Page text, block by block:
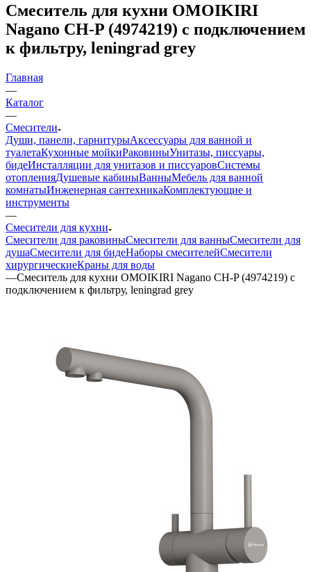
Смеситель для кухни OMOIKIRI
Nagano CH-P (4974219) с подключением
к фильтру, leningrad grey
Главная
—
Каталог
—
Смесители
Души, панели, гарнитурыАксессуары для ванной и
туалетаКухонные мойкиРаковиныУнитазы, писсуары,
бидеИнсталляции для унитазов и писсуаровСистемы
отопленияДушевые кабиныВанныМебель для ванной
комнатыИнженерная сантехникаКомплектующие и
инструменты
—
Смесители для кухни
Смесители для раковиныСмесители для ванныСмесители для
душаСмесители для бидеНаборы смесителейСмесители
хирургическиеКраны для воды
—Смеситель для кухни OMOIKIRI Nagano CH-P (4974219) с
подключением к фильтру, leningrad grey